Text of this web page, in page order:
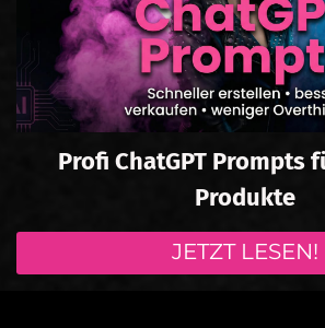
Profi ChatGPT Prompts
Produkte
JETZT LESEN!